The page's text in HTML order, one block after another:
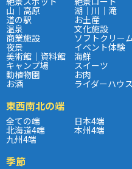
山｜高原 湖｜川｜滝
道の駅 お土産
温泉 文化施設
商業施設 ソフトクリー
夜景 イベント体験
美術館｜資料館 海鮮
キャンプ場 スイーツ
動植物園 お肉
お酒 ライダーハウス
東西南北の端
全ての端 日本4端
北海道4端 本州4端
九州4端
季節